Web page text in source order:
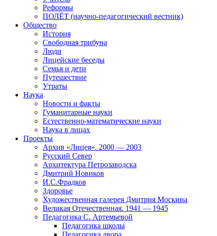
Реформы
ПОЛЁТ (научно-педагогический вестник)
Общество
История
Свободная трибуна
Люди
Лицейские беседы
Семья и дети
Путешествие
Утраты
Наука
Новости и факты
Гуманитарные науки
Естественно-математические науки
Наука в лицах
Проекты
Архив «Лицея». 2000 — 2003
Русский Север
Архитектура Петрозаводска
Дмитрий Новиков
И.С.Фрадков
Здоровье
Художественная галерея Дмитрия Москина
Великая Отечественная. 1941 — 1945
Педагогика С. Артемьевой
Педагогика школы